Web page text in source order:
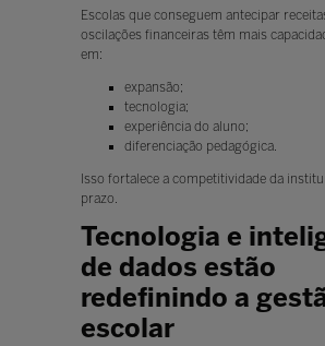
Escolas que conseguem antecipar
oscilações financeiras têm mais
em:
expansão;
tecnologia;
experiência do aluno;
diferenciação pedagógica.
Isso fortalece a competitividade da
prazo.
Tecnologia e
de dados estão
redefinindo a
escolar